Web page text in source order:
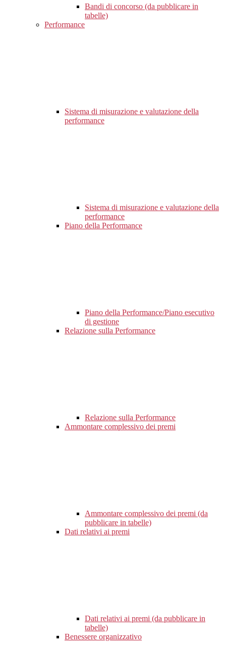
Bandi di concorso (da pubblicare in
tabelle)
Performance
Sistema di misurazione e valutazione della
performance
Sistema di misurazione e valutazione della
performance
Piano della Performance
Piano della Performance/Piano esecutivo
di gestione
Relazione sulla Performance
Relazione sulla Performance
Ammontare complessivo dei premi
Ammontare complessivo dei premi (da
pubblicare in tabelle)
Dati relativi ai premi
Dati relativi ai premi (da pubblicare in
tabelle)
Benessere organizzativo